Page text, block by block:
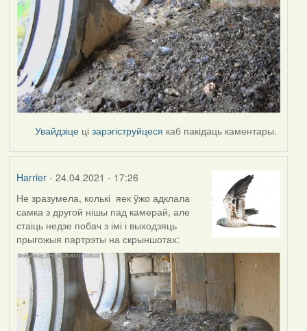
Увайдзіце цізарэгіструйцеся каб пакідаць каментары.
Harrier- 24.04.2021 - 17:26
Не зразумела, колькі яек ўжо адклала
самка з другой нішы пад камерай, але
стаіць недзе побач з імі і выходзяць
прыгожыя партрэты на скрыншотах: